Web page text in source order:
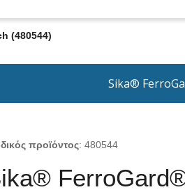
(480544)
Sika®
προϊόντος: 480544